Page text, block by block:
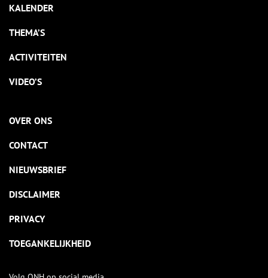
KALENDER
THEMA’S
ACTIVITEITEN
VIDEO’S
OVER ONS
CONTACT
NIEUWSBRIEF
DISCLAIMER
PRIVACY
TOEGANKELIJKHEID